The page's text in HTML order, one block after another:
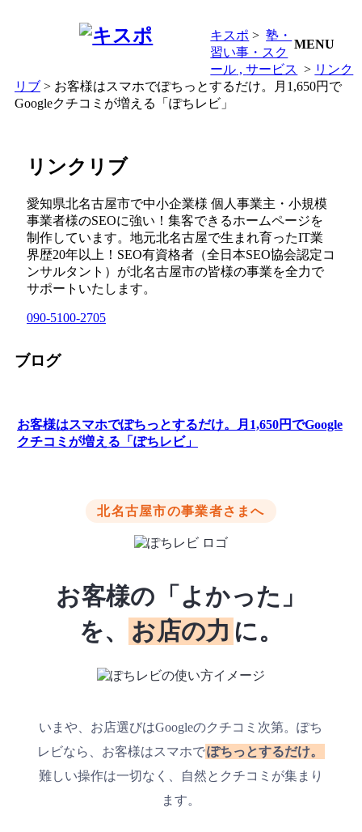
MENU
キスポ >塾・
習い事・スク
ール
サービス > リンク
リブ > お客様はスマホでぽちっとするだけ。月1,650円で
Googleクチコミが増える「ぽちレビ」
リンクリブ
愛知県北名古屋市で中小企業様 個人事業主・小規模
事業者様のSEOに強い！集客できるホームページを
制作しています。地元北名古屋で生まれ育ったIT業
界歴20年以上！SEO有資格者（全日本SEO協会認定コ
ンサルタント）が北名古屋市の皆様の事業を全力で
サポートいたします。
090-5100-2705
ブログ
お客様はスマホでぽちっとするだけ。月1,650円でGoogle
クチコミが増える「ぽちレビ」
北名古屋市の事業者さまへ
お客様の「よかった」
を、
お店の力 に。
いまや、お店選びはGoogleのクチコミ次第。ぽち
レビなら、お客様はスマホでぽちっとするだけ。
難しい操作は一切なく、自然とクチコミが集まり
ます。